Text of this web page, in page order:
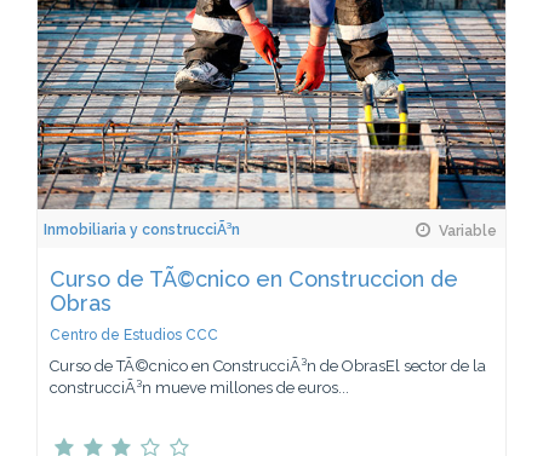
Inmobiliaria y construcciÃ³n Variable
Curso de TÃ©cnico en Construccion de
Obras
Centro de Estudios CCC
Curso de TÃ©cnico en ConstrucciÃ³n de ObrasEl sector de la
construcciÃ³n mueve millones de euros...